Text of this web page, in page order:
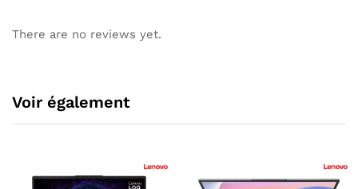
There are no reviews yet.
Voir également